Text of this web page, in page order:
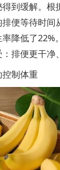
到缓解。根
排便等待时
降低了22%
排便更干净
制体重